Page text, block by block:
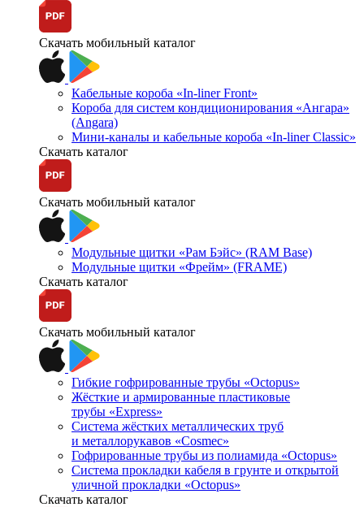
Скачать мобильный каталог
Кабельные короба «In-liner Front»
Короба для систем кондиционирования «Ангара»
(Angara)
Мини-каналы и кабельные короба «In-liner Classic»
Скачать каталог
Скачать мобильный каталог
Модульные щитки «Рам Бэйс» (RAM Base)
Модульные щитки «Фрейм» (FRAME)
Скачать каталог
Скачать мобильный каталог
Гибкие гофрированные трубы «Octopus»
Жёсткие и армированные пластиковые
трубы «Express»
Система жёстких металлических труб
и металлорукавов «Cosmec»
Гофрированные трубы из полиамида «Octopus»
Система прокладки кабеля в грунте и открытой
уличной прокладки «Octopus»
Скачать каталог